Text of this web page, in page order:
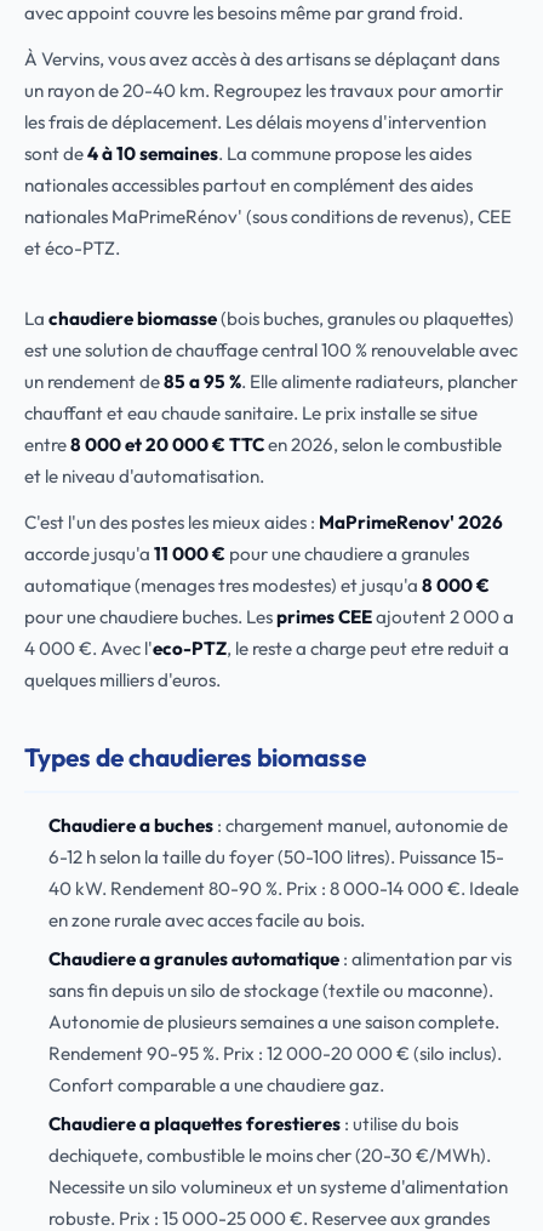
avec appoint couvre les besoins même par grand froid.
À Vervins, vous avez accès à des artisans se déplaçant dans
un rayon de 20-40 km. Regroupez les travaux pour amortir
les frais de déplacement. Les délais moyens d'intervention
sont de4 à 10 semaines. La commune propose les aides
nationales accessibles partout en complément des aides
nationales MaPrimeRénov' (sous conditions de revenus), CEE
et éco-PTZ.
La chaudiere biomasse(bois buches, granules ou plaquettes)
est une solution de chauffage central 100 % renouvelable avec
un rendement de85 a 95 %. Elle alimente radiateurs, plancher
chauffant et eau chaude sanitaire. Le prix installe se situe
entre8 000 et 20 000 € TTCen 2026, selon le combustible
et le niveau d'automatisation.
C'est l'un des postes les mieux aides : MaPrimeRenov' 2026
accorde jusqu'a 11 000 € pour une chaudiere a granules
automatique (menages tres modestes) et jusqu'a 8 000 €
pour une chaudiere buches. Lesprimes CEEajoutent 2 000 a
4 000 €. Avec l'eco-PTZ, le reste a charge peut etre reduit a
quelques milliers d'euros.
Types de chaudieres biomasse
Chaudiere a buches: chargement manuel, autonomie de
6-12 h selon la taille du foyer (50-100 litres). Puissance 15-
40 kW. Rendement 80-90 %. Prix : 8 000-14 000 €. Ideale
en zone rurale avec acces facile au bois.
Chaudiere a granules automatique: alimentation par vis
sans fin depuis un silo de stockage (textile ou maconne).
Autonomie de plusieurs semaines a une saison complete.
Rendement 90-95 %. Prix : 12 000-20 000 € (silo inclus).
Confort comparable a une chaudiere gaz.
Chaudiere a plaquettes forestieres: utilise du bois
dechiquete, combustible le moins cher (20-30 €/MWh).
Necessite un silo volumineux et un systeme d'alimentation
robuste. Prix : 15 000-25 000 €. Reservee aux grandes